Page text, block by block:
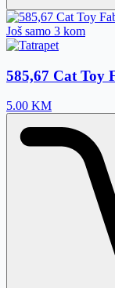
Još samo 3 kom
585,67 Cat Toy
5.00 KM